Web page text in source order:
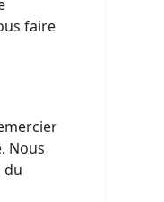
faire
Nous
du